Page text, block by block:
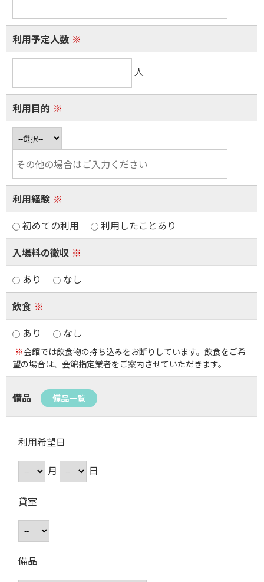
利用予定人数 ※
人
利用目的 ※
利用経験 ※
初めての利用
利用したことあり
入場料の徴収 ※
あり
なし
飲食 ※
あり
なし
※会館では飲食物の持ち込みをお断りしています。飲食をご希
望の場合は、会館指定業者をご案内させていただきます。
備品 備品一覧
利用希望日
月
日
貸室
備品